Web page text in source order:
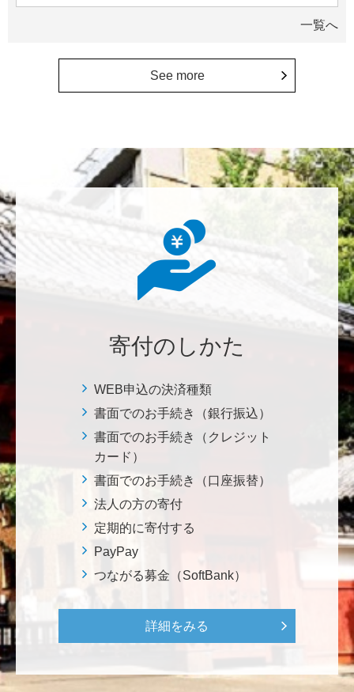
植物は、実は植物同士全世界の植物で繋がっている。
植物が未来に繋がっている。 地球や室内の空気清浄、
る。 植物、素晴らしい。 世界の学会でも、子供たち
にも、植物の素晴らしさ、凄さを伝えていってほし
美味しいお寿司、刺身、美味しい魚、美味しい日本
も未来永劫 美味しいお寿司、刺身、日本米を子供た
ち、孫たち、子々孫々へ <国際水産研究教育基金>
す。募金することにより、私自身も参加しているよう
プロジェクト>
株式会社Ｌｅｇａｌｓｃａｐｅ
当社は、IS・CSで学んだ知見を法領域に応用するとこ
ろから始まりました。この社会でますますコンピュー
タ科学の力が発揮されるよう祈念して、支援いたしま
す。 <コンピュータサイエンス教育支援基金>
世界に貢献を！
一覧へ
See more
寄付のしかた
WEB申込の決済種類
書面でのお手続き（銀行振込）
書面でのお手続き（クレジット
カード）
書面でのお手続き（口座振替）
法人の方の寄付
定期的に寄付する
PayPay
つながる募金（SoftBank）
詳細をみる